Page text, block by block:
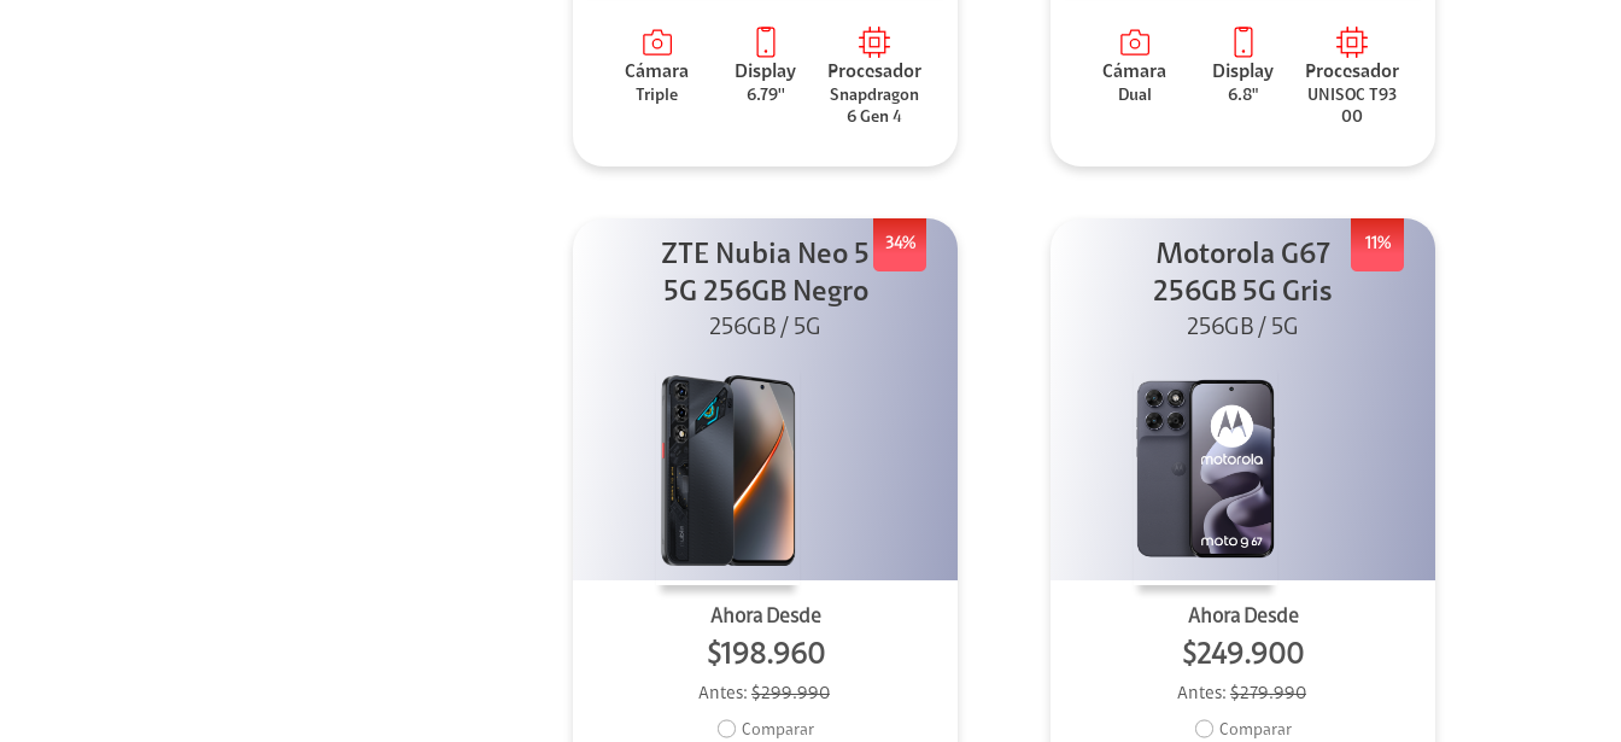
Cámara
Triple
Display
6.79''
Procesador
Snapdragon
6 Gen 4
Cámara
Dual
Display
6.8"
Procesador
UNISOC T93
00
34%
ZTE Nubia Neo 5
5G 256GB Negro
256GB / 5G
Ahora Desde
$198.960
Antes: $299.990
Comparar
11%
Motorola G67
256GB 5G Gris
256GB / 5G
Ahora Desde
$249.900
Antes: $279.990
Comparar